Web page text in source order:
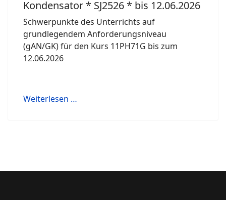
Kondensator * SJ2526 * bis 12.06.2026
Schwerpunkte des Unterrichts auf
grundlegendem Anforderungsniveau
(gAN/GK) für den Kurs 11PH71G bis zum
12.06.2026
Weiterlesen …